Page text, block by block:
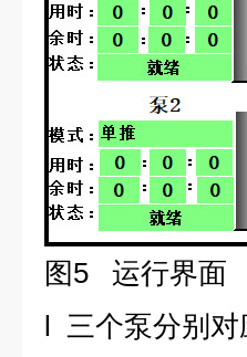
图5 运行界面
l 三个泵分别